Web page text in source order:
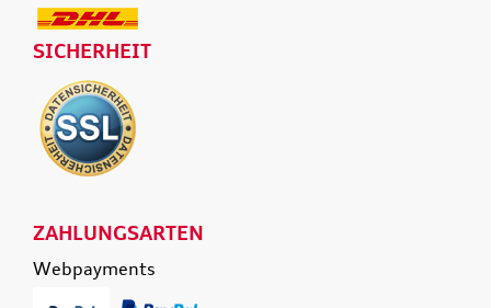
SICHERHEIT
ZAHLUNGSARTEN
Webpayments